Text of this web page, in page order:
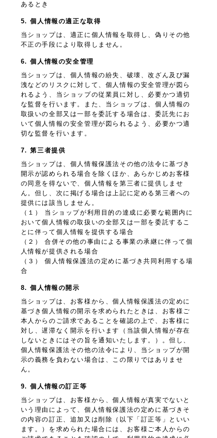
あるとき
5. 個人情報の適正な取得
当ショップは、適正に個人情報を取得し、偽りその他
不正の手段により取得しません。
6. 個人情報の安全管理
当ショップは、個人情報の紛失、破壊、改ざん及び漏
洩などのリスクに対して、個人情報の安全管理が図ら
れるよう、当ショップの従業員に対し、必要かつ適切
な監督を行います。また、当ショップは、個人情報の
取扱いの全部又は一部を委託する場合は、委託先にお
いて個人情報の安全管理が図られるよう、必要かつ適
切な監督を行います。
7. 第三者提供
当ショップは、個人情報保護法その他の法令に基づき
開示が認められる場合を除くほか、あらかじめお客様
の同意を得ないで、個人情報を第三者に提供しませ
ん。但し、次に掲げる場合は上記に定める第三者への
提供には該当しません。
（１） 当ショップが利用目的の達成に必要な範囲内に
おいて個人情報の取扱いの全部又は一部を委託するこ
とに伴って個人情報を提供する場合
（２） 合併その他の事由による事業の承継に伴って個
人情報が提供される場合
（３） 個人情報保護法の定めに基づき共同利用する場
合
8. 個人情報の開示
当ショップは、お客様から、個人情報保護法の定めに
基づき個人情報の開示を求められたときは、お客様ご
本人からのご請求であることを確認の上で、お客様に
対し、遅滞なく開示を行います（当該個人情報が存在
しないときにはその旨を通知いたします。）。但し、
個人情報保護法その他の法令により、当ショップが開
示の義務を負わない場合は、この限りではありませ
ん。
9. 個人情報の訂正等
当ショップは、お客様から、個人情報が真実でないと
いう理由によって、個人情報保護法の定めに基づきそ
の内容の訂正、追加又は削除（以下「訂正等」といい
ます。）を求められた場合には、お客様ご本人からの